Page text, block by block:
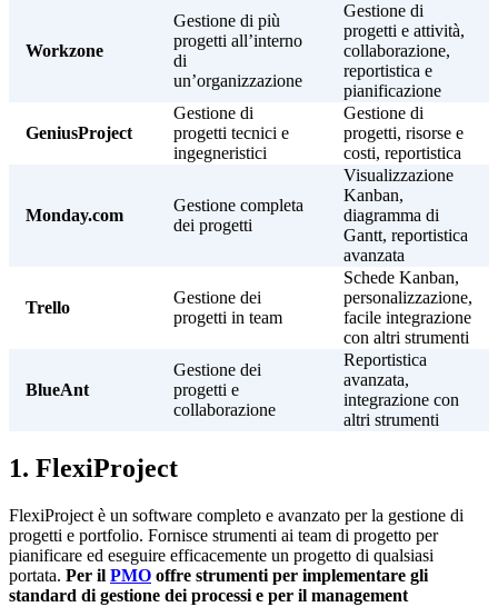
Workzone
Gestione di più
progetti all’interno
di
un’organizzazione
Gestione di
progetti e attività,
collaborazione,
reportistica e
pianificazione
GeniusProject
Gestione di
progetti tecnici e
ingegneristici
Gestione di
progetti, risorse e
costi, reportistica
Monday.com
Gestione completa
dei progetti
Visualizzazione
Kanban,
diagramma di
Gantt, reportistica
avanzata
Trello
Gestione dei
progetti in team
Schede Kanban,
personalizzazione,
facile integrazione
con altri strumenti
BlueAnt
Gestione dei
progetti e
collaborazione
Reportistica
avanzata,
integrazione con
altri strumenti
1. FlexiProject
FlexiProject è un software completo e avanzato per la gestione di
progetti e portfolio. Fornisce strumenti ai team di progetto per
pianificare ed eseguire efficacemente un progetto di qualsiasi
portata. Per il PMO offre strumenti per implementare gli
standard di gestione dei processi e per il management